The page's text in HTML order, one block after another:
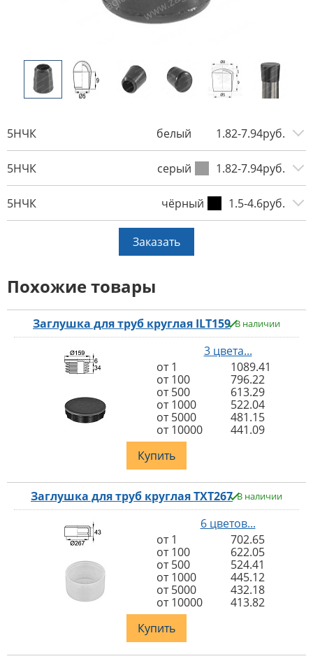
5НЧК белый 1.82-7.94руб.
5НЧК серый 1.82-7.94руб.
5НЧК чёрный 1.5-4.6руб.
Заказать
Похожие товары
Заглушка для труб круглая ILT159 В наличии
3 цвета...
от 1
1089.41
от 100
796.22
от 500
613.29
от 1000
522.04
от 5000
481.15
от 10000
441.09
Купить
Заглушка для труб круглая TXT267 В наличии
6 цветов...
от 1
702.65
от 100
622.05
от 500
524.41
от 1000
445.12
от 5000
432.18
от 10000
413.82
Купить